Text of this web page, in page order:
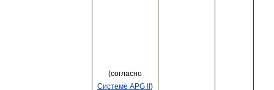
(согласно
Системе APG II )